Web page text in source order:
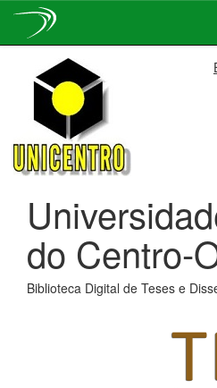
navigation
do Centro-
Biblioteca Digital de Teses e